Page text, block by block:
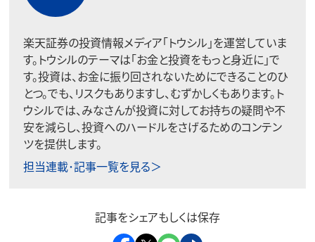
楽天証券の投資情報メディア「トウシル」を運営していま
す。トウシルのテーマは「お金と投資をもっと身近に」で
す。投資は、お金に振り回されないためにできることのひ
とつ。でも、リスクもありますし、むずかしくもあります。ト
ウシルでは、みなさんが投資に対してお持ちの疑問や不
安を減らし、投資へのハードルをさげるためのコンテン
ツを提供します。
担当連載･記事一覧を見る＞
記事をシェアもしくは保存